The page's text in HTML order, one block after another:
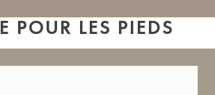
POUR LES PIEDS